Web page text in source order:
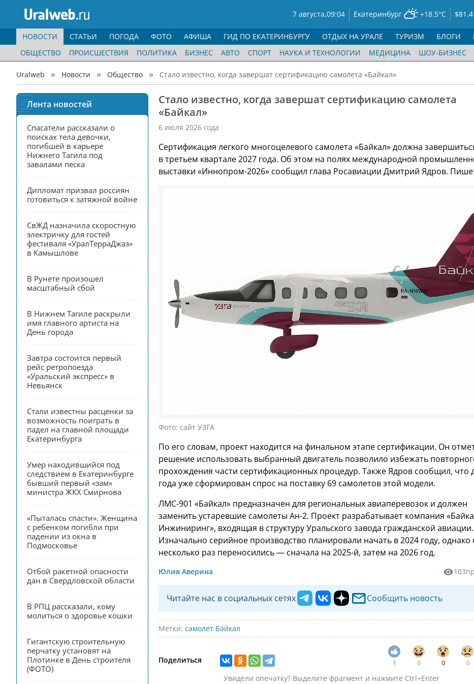
7 августа,09:04 Екатеринбург +18.5°C $
НОВОСТИ
ОБЩЕСТВО
ПРОИСШЕСТВИЯ ПОЛИТИКА БИЗНЕС АВТО СПОРТ НАУКА И ТЕХНОЛОГИИ МЕДИЦИНА ШОУ-БИЗНЕС
СТАТЬИ ПОГОДА ФОТО АФИША ГИД ПО ЕКАТЕРИНБУРГУ ОТДЫХ НА УРАЛЕ ТУРИЗМ БЛОГИ
Uralweb Новости Общество Стало известно, когда завершат сертификацию самолета «Байкал»
Лента новостей
Спасатели рассказали о
поисках тела девочки,
погибшей в карьере
Нижнего Тагила под
завалами песка
Дипломат призвал россиян
готовиться к затяжной войне
СвЖД назначила скоростную
электричку для гостей
фестиваля «УралТерраДжаз»
в Камышлове
В Рунете произошел
масштабный сбой
В Нижнем Тагиле раскрыли
имя главного артиста на
День города
Завтра состоится первый
рейс ретропоезда
«Уральский экспресс» в
Невьянск
Стали известны расценки за
возможность поиграть в
падел на главной площади
Екатеринбурга
Умер находившийся под
следствием в Екатеринбурге
бывший первый «зам»
министра ЖКХ Смирнова
«Пыталась спасти». Женщина
с ребенком погибли при
падении из окна в
Подмосковье
Отбой ракетной опасности
дан в Свердловской области
В РПЦ рассказали, кому
молиться о здоровье кошки
Гигантскую строительную
перчатку установят на
Плотинке в День строителя
(ФОТО)
Стало известно, когда завершат сертификацию самолета
«Байкал»
6 июля 2026 года
Сертификация легкого многоцелевого самолета «Байкал» должна
в третьем квартале 2027 года. Об этом на полях международной
выставки «Иннопром-2026» сообщил глава Росавиации Дмитрий Ядров.
Фото: сайт УЗГА
По его словам, проект находится на финальном этапе сертификации. Он
решение использовать выбранный двигатель позволило избежать
прохождения части сертификационных процедур. Также Ядров сообщил, что
года уже сформирован спрос на поставку 69 самолетов этой модели.
ЛМС-901 «Байкал» предназначен для региональных авиаперевозок и должен
заменить устаревшие самолеты Ан-2. Проект разрабатывает компания
Инжиниринг», входящая в структуру Уральского завода гражданской авиации.
Изначально серийное производство планировали начать в 2024 году, однако
несколько раз переносились — сначала на 2025-й, затем на 2026 год.
Юлия Аверина 103
Читайте нас в социальных сетях Сообщить новость
Метки: самолет Байкал
Поделиться 1 0 0 0
Увидели опечатку? Выделите фрагмент и нажмите Ctrl+Enter